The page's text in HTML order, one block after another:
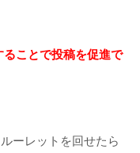
ことで投稿を促進で
ーレットを回せたら